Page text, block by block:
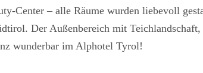
Center – alle Räume wurden liebevoll
Der Außenbereich mit
wunderbar im Alphotel Tyrol!